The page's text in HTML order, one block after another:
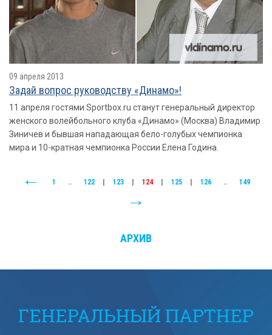
09 апреля 2013
Задай вопрос руководству «Динамо»!
11 апреля гостями Sportbox.ru станут генеральный директор
женского волейбольного клуба «Динамо» (Москва) Владимир
Зиничев и бывшая нападающая бело-голубых чемпионка
мира и 10-кратная чемпионка России Елена Година.
1 .. 122 123 124 125 126 .. 149
АРХИВ
ГЕНЕРАЛЬНЫЙ ПАРТНЕР